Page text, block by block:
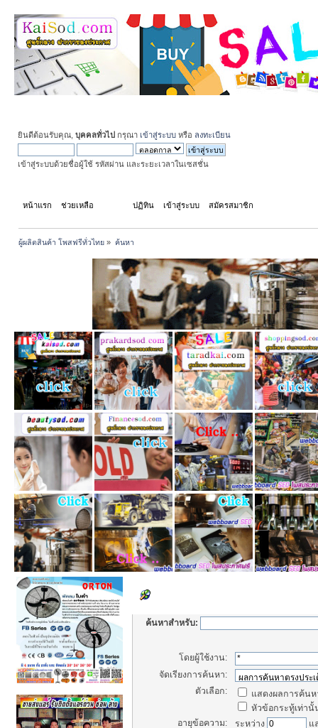
ยินดีต้อนรับคุณ, บุคคลทั่วไป กรุณา เข้าสู่ระบบ หรือ ลงทะเบียน
เข้าสู่ระบบด้วยชื่อผู้ใช้ รหัสผ่าน และระยะเวลาในเซสชั่น
หน้าแรก ช่วยเหลือ ปฏิทิน เข้าสู่ระบบ สมัครสมาชิก
ผู้ผลิตสินค้า โพสฟรีทั่วไทย » ค้นหา
ค้นหาสำหรับ:
โดยผู้ใช้งาน:
จัดเรียงการค้นหา:
ตัวเลือก:
แสดงผลการค้น
หัวข้อกระทู้เท่านั้
อายุข้อความ:
ระหว่าง แ